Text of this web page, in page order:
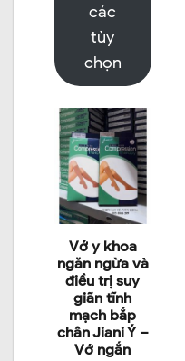
các
tùy
chọn
Vớ y khoa
ngăn ngừa và
điều trị suy
giãn tĩnh
mạch bắp
chân Jiani Ý –
Vớ ngắn